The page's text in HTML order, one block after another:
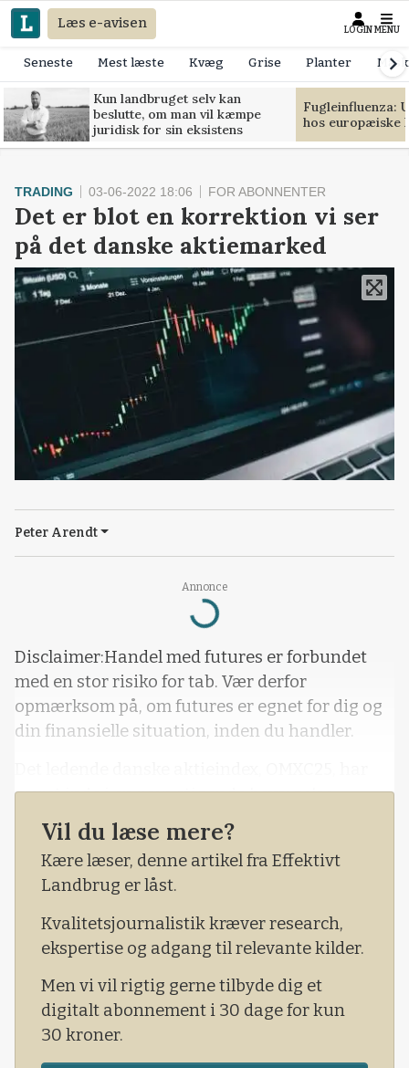
Læs e-avisen LOGIN MENU
Seneste Mest læste Kvæg Grise Planter
Kun landbruget selv kan
beslutte, om man vil kæmpe
juridisk for sin eksistens
Fugleinfluenza:
hos europæiske
Annonce
Loading...
TRADING 03-06-2022 18:06 FOR ABONNENTER
Det er blot en korrektion vi ser
på det danske aktiemarked
Peter Arendt
Disclaimer:Handel med futures er forbundet
med en stor risiko for tab. Vær derfor
opmærksom på, om futures er egnet for dig og
din finansielle situation, inden du handler.
været inde i en pæn stigende bevægelse
henover de seneste tre uger. Men det ser ud til
at det danske aktiemarked er ved at miste
pusten og at det dermed blot er en opadgående
korrektion vi har oplevet på det seneste,.
Vil du læse mere?
Kære læser, denne artikel fra Effektivt
Landbrug er låst.
Kvalitetsjournalistik kræver research,
ekspertise og adgang til relevante kilder.
Men vi vil rigtig gerne tilbyde dig et
digitalt abonnement i 30 dage for kun
30 kroner.